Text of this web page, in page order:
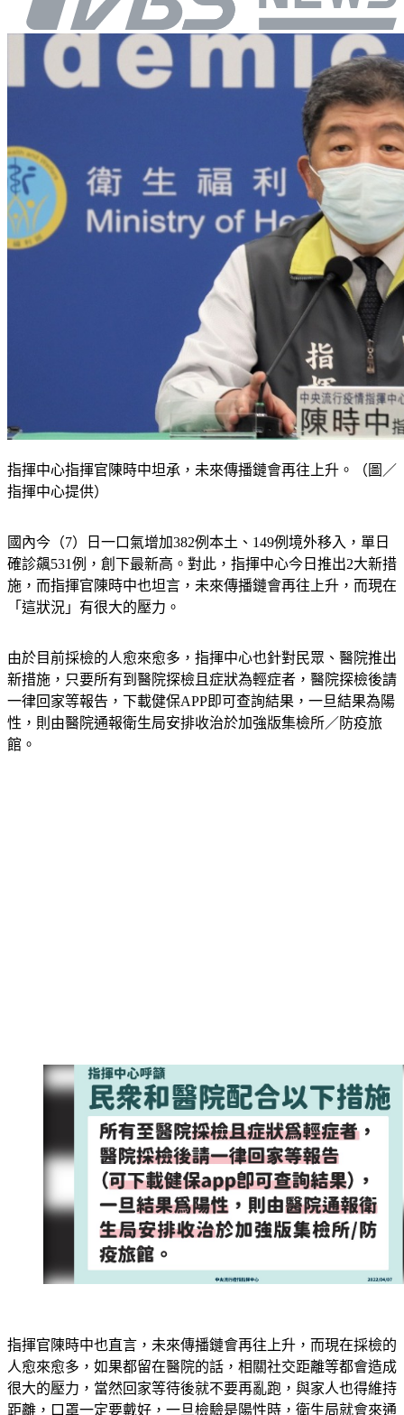
指揮中心提供）
確診飆531例，創下最新高。對此，指揮中心今日推出2大新措
施，而指揮官陳時中也坦言，未來傳播鏈會再往上升，而現在
「這狀況」有很大的壓力。
新措施，只要所有到醫院探檢且症狀為輕症者，醫院探檢後請
一律回家等報告，下載健保APP即可查詢結果，一旦結果為陽
性，則由醫院通報衛生局安排收治於加強版集檢所／防疫旅
館。
人愈來愈多，如果都留在醫院的話，相關社交距離等都會造成
很大的壓力，當然回家等待後就不要再亂跑，與家人也得維持
距離，口罩一定要戴好，一旦檢驗是陽性時，衛生局就會來通
知，請接受相關安排。